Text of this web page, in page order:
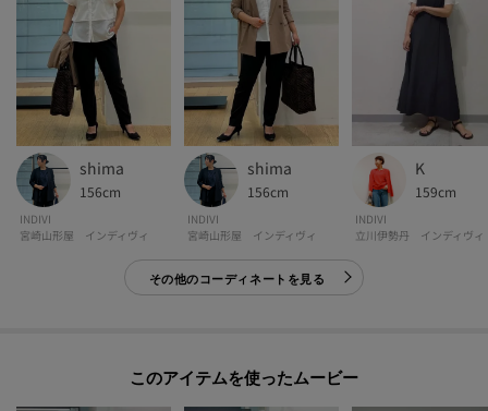
POINT.2
マイページでお気に入り一覧をチェックでき、
自分だけのお買い物リストがつくれる♪
-・-・-・-・-・-・-・-・-・-・-・-・-・-・-・-・-・-・-・-・-・-
※照明の関係により、実際よりも色味が違って見える場合があります。また、
パソコン・スマートフォンなどの環境により、若干製品と画像のカラーが異
shima
156cm
INDIVI
宮崎山形屋 インディヴィ
shima
156cm
INDIVI
宮崎山形屋 インディヴィ
K
159cm
INDIVI
立川伊勢丹 インディヴィ
その他のコーディネートを見る
このアイテムを使ったムービー